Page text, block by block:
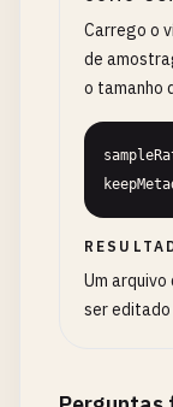
Carrego o
de
o tamanho
Um
ser